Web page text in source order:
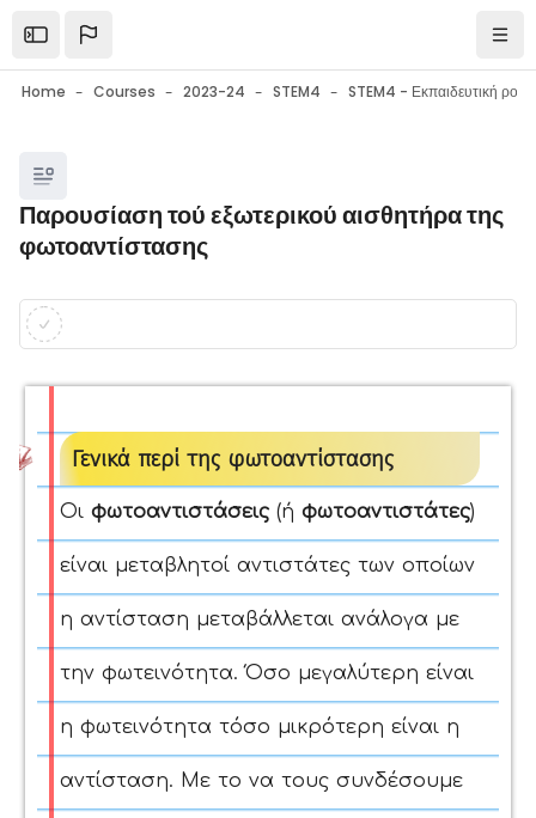
Open the sidebar
Home Courses 2023-24 STEM4
Blocks
Παρουσίαση τού εξωτερικού αισθητήρα της
φωτοαντίστασης
Blocks
Completion requirements
Γενικά περί της φωτοαντίστασης
Οι φωτοαντιστάσεις (ή φωτοαντιστάτες)
είναι μεταβλητοί αντιστάτες των οποίων
η αντίσταση μεταβάλλεται ανάλογα με
την φωτεινότητα. Όσο μεγαλύτερη είναι
η φωτεινότητα τόσο μικρότερη είναι η
αντίσταση. Με το να τους συνδέσουμε